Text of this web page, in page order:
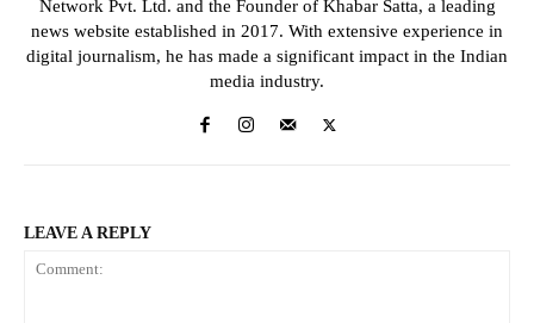
Network Pvt. Ltd. and the Founder of Khabar Satta, a leading
news website established in 2017. With extensive experience in
digital journalism, he has made a significant impact in the Indian
media industry.
LEAVE A REPLY